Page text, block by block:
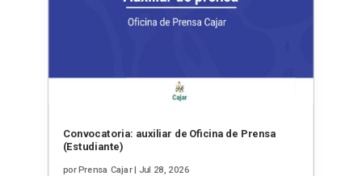
Convocatoria: auxiliar de Oficina de Prensa
(Estudiante)
porPrensa Cajar| Jul 28, 2026